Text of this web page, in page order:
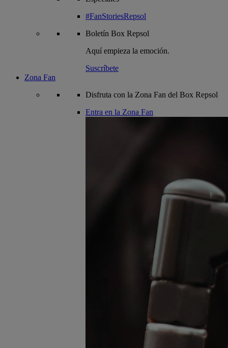
#FanStoriesRepsol
Boletín Box Repsol
Aquí empieza la emoción.
Suscríbete
Zona Fan
Disfruta con la Zona Fan del Box Repsol
Entra en la Zona Fan